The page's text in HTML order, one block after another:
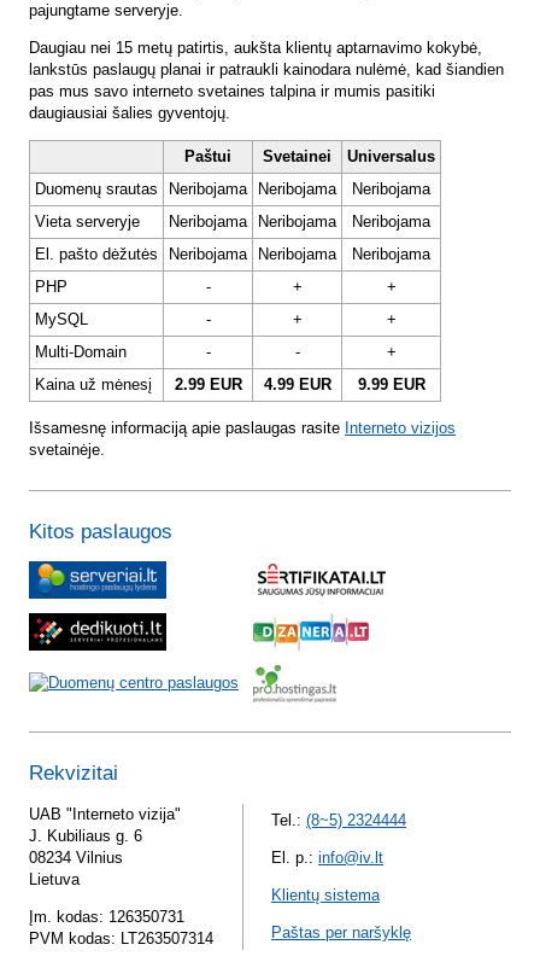
pajungtame serveryje.
Daugiau nei 15 metų patirtis, aukšta klientų aptarnavimo kokybė,
lankstūs paslaugų planai ir patraukli kainodara nulėmė, kad šiandien
pas mus savo interneto svetaines talpina ir mumis pasitiki
daugiausiai šalies gyventojų.
Paštui Svetainei
Universalus
Duomenų srautas
Neribojama Neribojama
Neribojama
Vieta serveryje
Neribojama Neribojama
Neribojama
El. pašto dėžutės
Neribojama Neribojama
Neribojama
PHP
- +
+
MySQL
- +
+
Multi-Domain
- -
+
Kaina už mėnesį
2.99 EUR 4.99 EUR 9.99 EUR
Išsamesnę informaciją apie paslaugas rasite Interneto vizijos
svetainėje.
Kitos paslaugos
Rekvizitai
UAB "Interneto vizija"
J. Kubiliaus g. 6
08234 Vilnius
Lietuva
Įm. kodas: 126350731
PVM kodas: LT263507314
Tel.: (8~5) 2324444
El. p.: info@iv.lt
Klientų sistema
Paštas per naršyklę